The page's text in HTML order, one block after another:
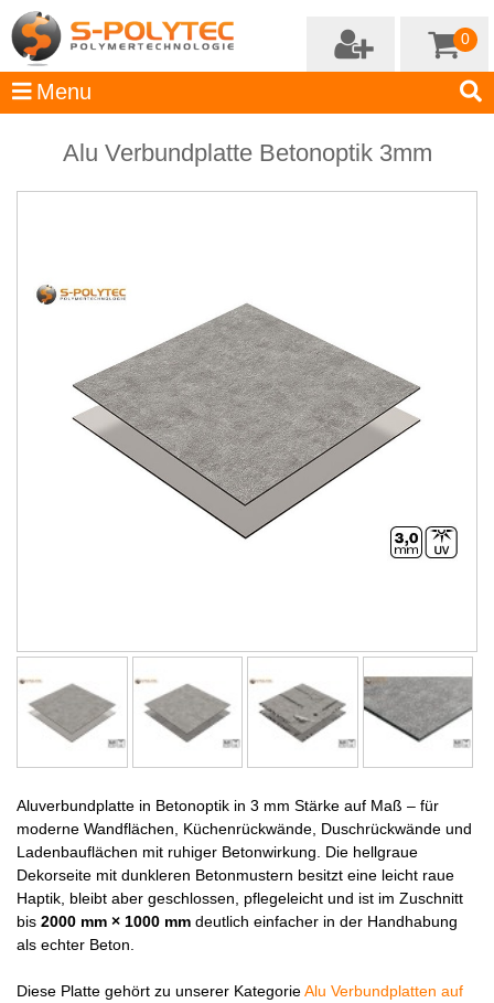
0
Alu Verbundplatte Betonoptik 3mm
Aluverbundplatte in Betonoptik in 3 mm Stärke auf Maß – für
moderne Wandflächen, Küchenrückwände, Duschrückwände und
Ladenbauflächen mit ruhiger Betonwirkung. Die hellgraue
Dekorseite mit dunkleren Betonmustern besitzt eine leicht raue
Haptik, bleibt aber geschlossen, pflegeleicht und ist im Zuschnitt
bis 2000 mm × 1000 mm deutlich einfacher in der Handhabung
als echter Beton.
Diese Platte gehört zu unserer KategorieAlu Verbundplatten auf